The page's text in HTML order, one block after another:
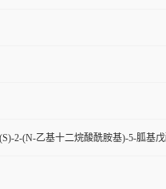
2-(N-乙基十二烷酸酰胺基)-5-胍基